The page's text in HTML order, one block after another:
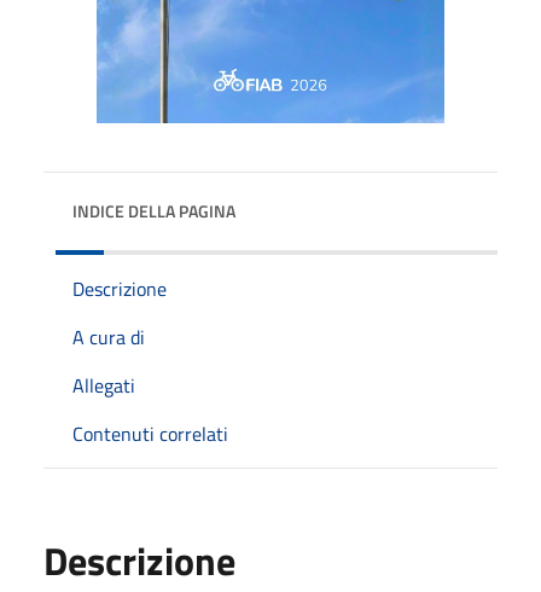
INDICE DELLA PAGINA
Descrizione
A cura di
Allegati
Contenuti correlati
Descrizione